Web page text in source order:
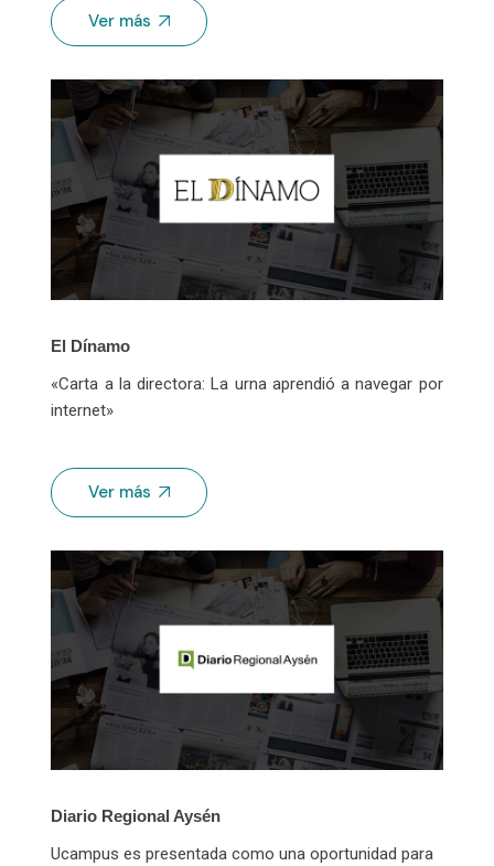
Ver más
El Dínamo
«Carta a la directora: La urna aprendió a navegar por
internet»
Ver más
Diario Regional Aysén
Ucampus es presentada como una oportunidad para